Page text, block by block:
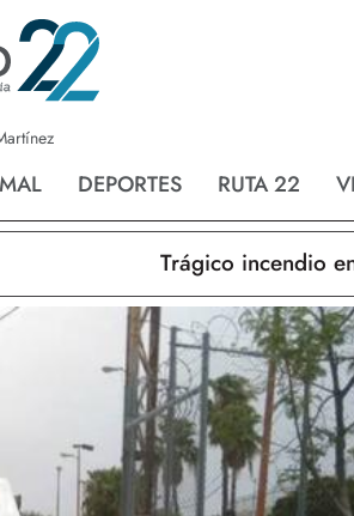
DEPORTES RUTA 22
Trágico incendio en